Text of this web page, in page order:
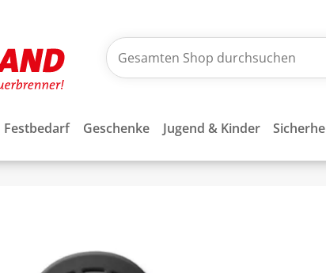
Festbedarf Geschenke Jugend & Kinder